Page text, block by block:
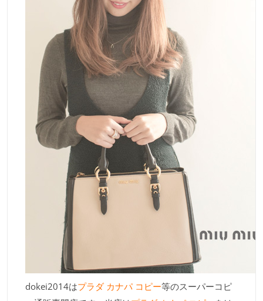
dokei2014はプラダ カナパ コピー等のスーパーコピ